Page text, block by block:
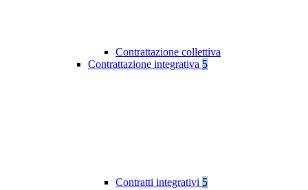
Contrattazione collettiva
Contrattazione integrativa 5
Contratti integrativi 5